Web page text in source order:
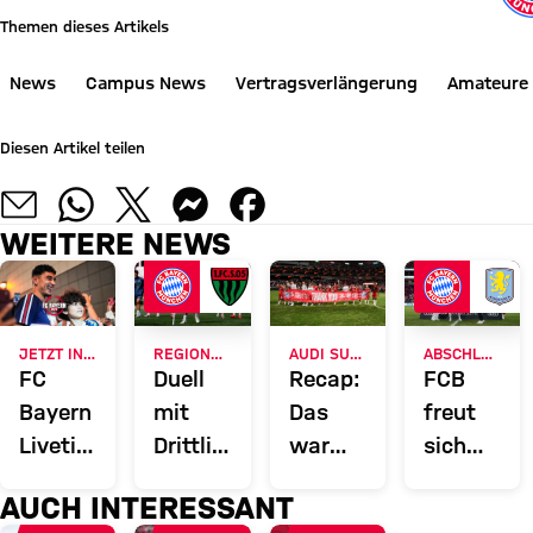
Themen dieses Artikels
News Campus News Vertragsverlängerung Amateure
Diesen Artikel teilen
WEITERE NEWS
FC
Bayern
Liveticker:
Infos
Duell
mit
Drittligabsteiger:
Bayern
Recap:
Das
war
FCB
freut
sich
AUCH INTERESSANT